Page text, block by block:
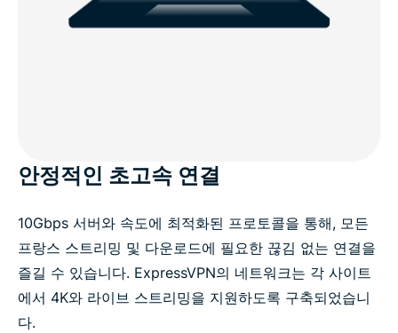
안정적인 초고속 연결
10Gbps 서버와 속도에 최적화된 프로토콜을 통해, 모든
프랑스 스트리밍 및 다운로드에 필요한 끊김 없는 연결을
즐길 수 있습니다. ExpressVPN의 네트워크는 각 사이트
에서 4K와 라이브 스트리밍을 지원하도록 구축되었습니
다.